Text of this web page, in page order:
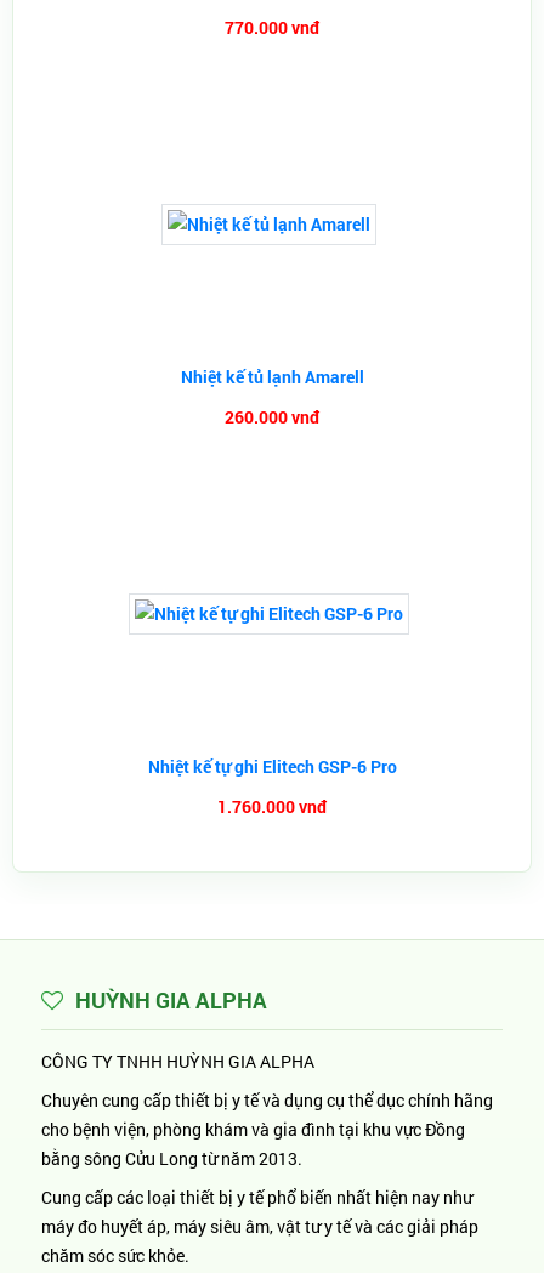
770.000 vnđ
Nhiệt kế tủ lạnh Amarell
260.000 vnđ
Nhiệt kế tự ghi Elitech GSP-6 Pro
1.760.000 vnđ
HUỲNH GIA ALPHA
CÔNG TY TNHH HUỲNH GIA ALPHA
Chuyên cung cấp thiết bị y tế và dụng cụ thể dục chính hãng
cho bệnh viện, phòng khám và gia đình tại khu vực Đồng
bằng sông Cửu Long từ năm 2013.
Cung cấp các loại thiết bị y tế phổ biến nhất hiện nay như
máy đo huyết áp, máy siêu âm, vật tư y tế và các giải pháp
chăm sóc sức khỏe.